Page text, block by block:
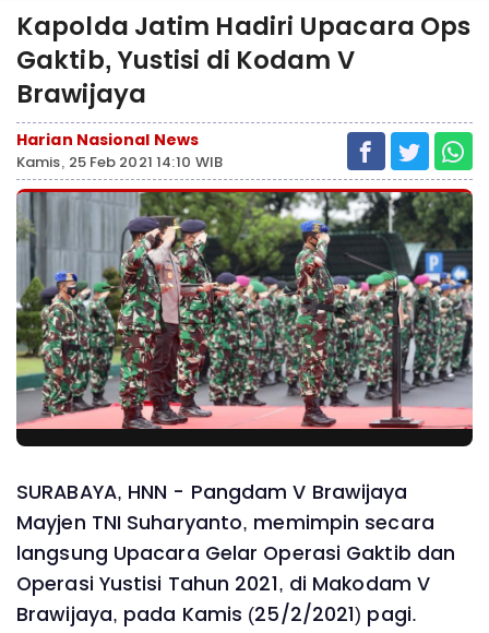
Kapolda Jatim Hadiri Upacara Ops
Gaktib, Yustisi di Kodam V
Brawijaya
Harian Nasional News
Kamis, 25 Feb 2021 14:10 WIB
SURABAYA, HNN - Pangdam V Brawijaya
Mayjen TNI Suharyanto, memimpin secara
langsung Upacara Gelar Operasi Gaktib dan
Operasi Yustisi Tahun 2021, di Makodam V
Brawijaya, pada Kamis (25/2/2021) pagi.